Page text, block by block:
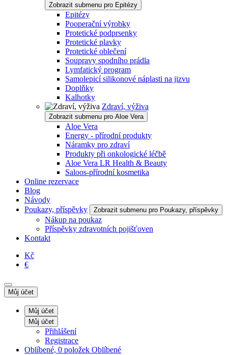
Zobrazit submenu pro Epitézy
Epitézy
Pooperační výrobky
Protetické podprsenky
Protetické plavky
Protetické oblečení
Soupravy spodního prádla
Lymfatický program
Samolepicí silikonové náplasti na jizvu
Doplňky
Kalhotky
Zdraví, výživa
Zobrazit submenu pro Aloe Vera
Aloe Vera
Energy - přírodní produkty
Náramky pro zdraví
Produkty při onkologické léčbě
Aloe Vera LR Health & Beauty
Saloos-přírodní kosmetika
Online rezervace
Blog
Návody
Poukazy, příspěvky
Zobrazit submenu pro Poukazy, příspěvky
Nákup na poukaz
Příspěvky zdravotních pojišťoven
Kontakt
Kč
€
Můj účet
Můj účet
Můj účet
Přihlášení
Registrace
Oblíbené, 0 položek Oblíbené